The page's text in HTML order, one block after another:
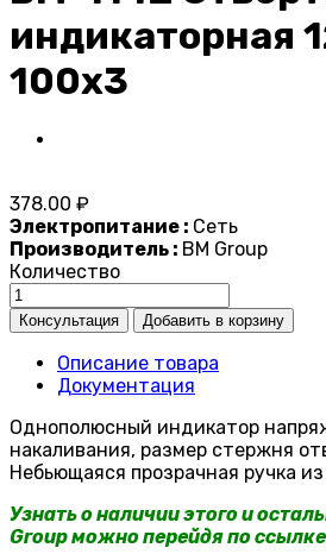
индикаторная
100x3
378.00 ₽
Электропитание : Сеть
Производитель : BM Group
Количество
Описание товара
Документация
Однополюсный индикатор
накаливания, размер стержня
Небьющаяся прозрачная ручка
Узнать о наличии этого и
Group можно перейдя по